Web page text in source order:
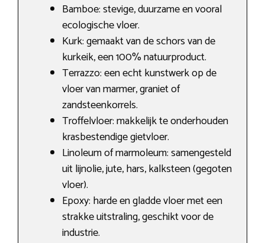
Bamboe: stevige, duurzame en vooral
ecologische vloer.
Kurk: gemaakt van de schors van de
kurkeik, een 100% natuurproduct.
Terrazzo: een echt kunstwerk op de
vloer van marmer, graniet of
zandsteenkorrels.
Troffelvloer: makkelijk te onderhouden
krasbestendige gietvloer.
Linoleum of marmoleum: samengesteld
uit lijnolie, jute, hars, kalksteen (gegoten
vloer).
Epoxy: harde en gladde vloer met een
strakke uitstraling, geschikt voor de
industrie.